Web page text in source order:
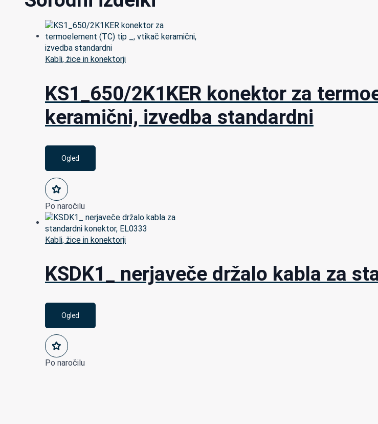
Kabli, žice in konektorji
KS1_650/2K1KER konektor za
keramični, izvedba standardni
Ogled
Po naročilu
Kabli, žice in konektorji
KSDK1_ nerjaveče držalo kabla za
Ogled
Po naročilu